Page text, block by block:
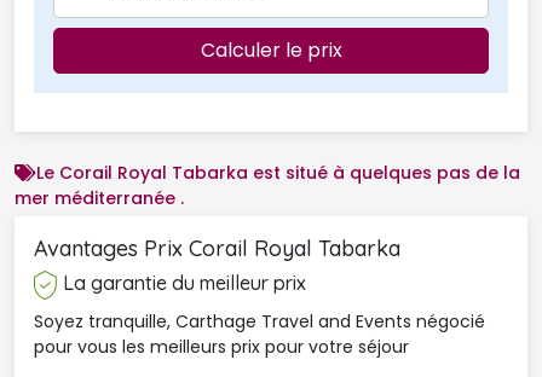
Calculer le prix
Le Corail Royal Tabarka est situé à quelques pas de la
mer méditerranée .
Avantages Prix Corail Royal Tabarka
La garantie du meilleur prix
Soyez tranquille, Carthage Travel and Events négocié
pour vous les meilleurs prix pour votre séjour